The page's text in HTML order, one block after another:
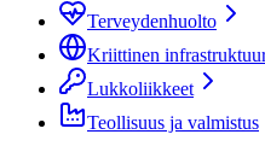
Terveydenhuolto
Kriittinen
Lukkoliikkeet
Teollisuus ja valmistus